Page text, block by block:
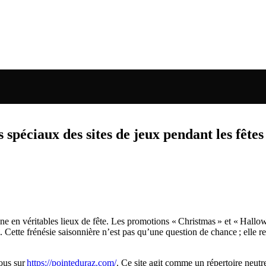
des sites de jeux pendant les fêtes
en véritables lieux de fête. Les promotions « Christmas » et «
frénésie saisonnière n’est pas qu’une question de chance ; elle
surhttps://pointeduraz.com/. Ce site agit comme un répertoire